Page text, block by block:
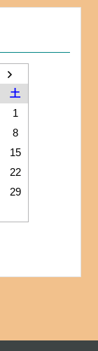
土
1
8
15
22
29